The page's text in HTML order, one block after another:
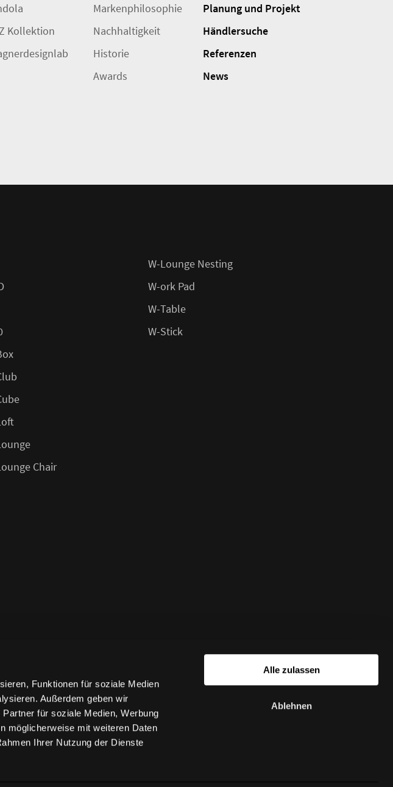
Funktionen für soziale Medien
Außerdem geben wir
für soziale Medien, Werbung
möglicherweise mit weiteren Daten
Ihrer Nutzung der Dienste
Alle zulassen
Ablehnen
Kollektion
Markenphilosophie
Nachhaltigkeit
Historie
Awards
Planung und Projekt
Händlersuche
Referenzen
News
Chair
W-Lounge Nesting
W-ork Pad
W-Table
W-Stick